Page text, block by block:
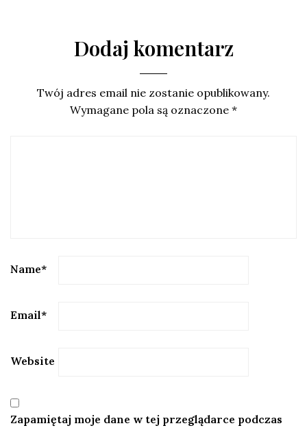
Dodaj komentarz
Twój adres email nie zostanie opublikowany.
Wymagane pola są oznaczone *
Name*
Email*
Website
Zapamiętaj moje dane w tej przeglądarce podczas